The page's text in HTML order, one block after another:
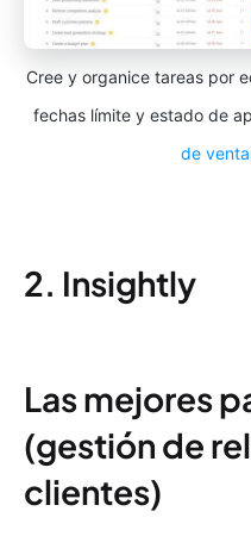
Cree y organice tareas por
fechas límite y estado de
de
2. Insightly
Las mejores
(gestión de
clientes)